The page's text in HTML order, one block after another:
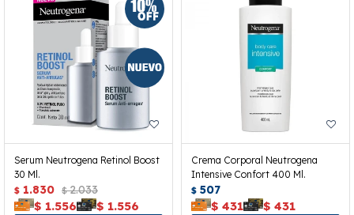
Serum Neutrogena Retinol Boost
30 Ml.
$ 1.830 $ 2.033
$ 1.556 $ 1.556
Crema Corporal Neutrogena
Intensive Confort 400 Ml.
$ 507
$ 431 $ 431